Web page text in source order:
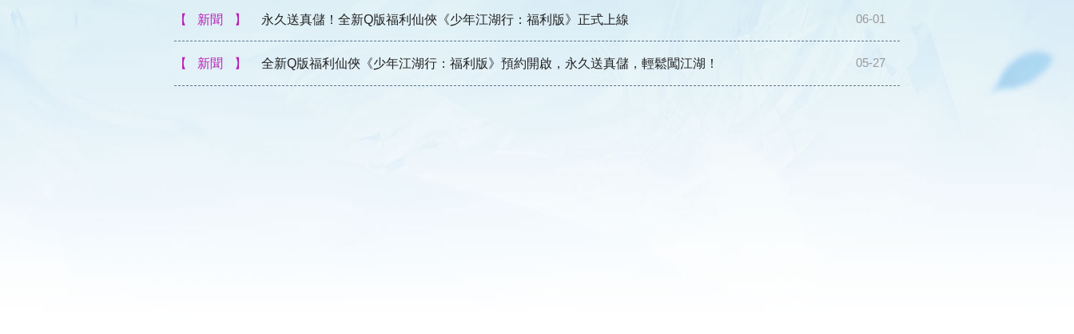
新聞 永久送真儲！全新Q版福利仙俠《少年江湖行：福利版》正式上線 06-01
新聞 全新Q版福利仙俠《少年江湖行：福利版》預約開啟，永久送真儲，輕鬆闖江湖！ 05-27